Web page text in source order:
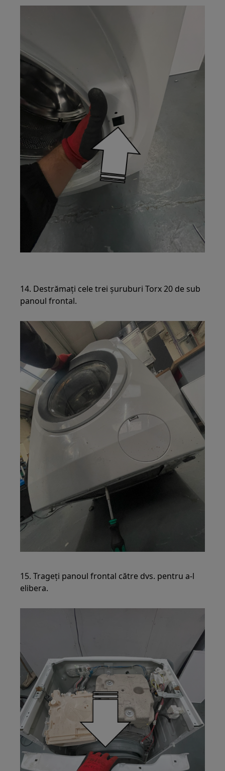
14. Destrămați cele trei șuruburi Torx 20 de sub
panoul frontal.
15. Trageți panoul frontal către dvs. pentru a-l
elibera.